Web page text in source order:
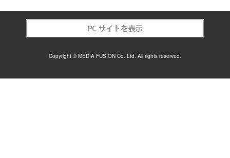
Copyright © MEDIA FUSION Co.,Ltd. All rights reserved.